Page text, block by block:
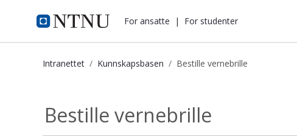
i.ntnu.no For ansatte | For studenter
Intranettet Kunnskapsbasen Bestille vernebrille
Bestille vernebrille